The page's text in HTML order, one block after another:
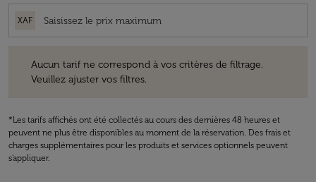
XAF
Aucun tarif ne correspond à vos critères de filtrage.
Veuillez ajuster vos filtres.
*Les tarifs affichés ont été collectés au cours des dernières 48 heures et
peuvent ne plus être disponibles au moment de la réservation. Des frais et
charges supplémentaires pour les produits et services optionnels peuvent
s'appliquer.